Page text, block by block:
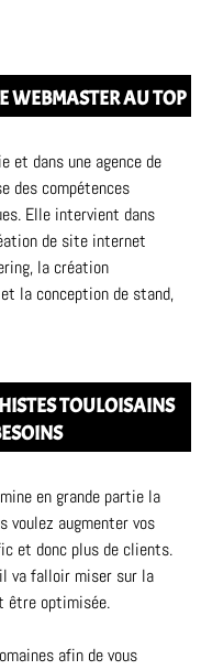
WEBMASTER AU TOP
et dans une agence de
des compétences
Elle intervient dans
de site internet
la création
la conception de stand,
TOULOISAINS
en grande partie la
voulez augmenter vos
et donc plus de clients.
va falloir miser sur la
être optimisée.
afin de vous